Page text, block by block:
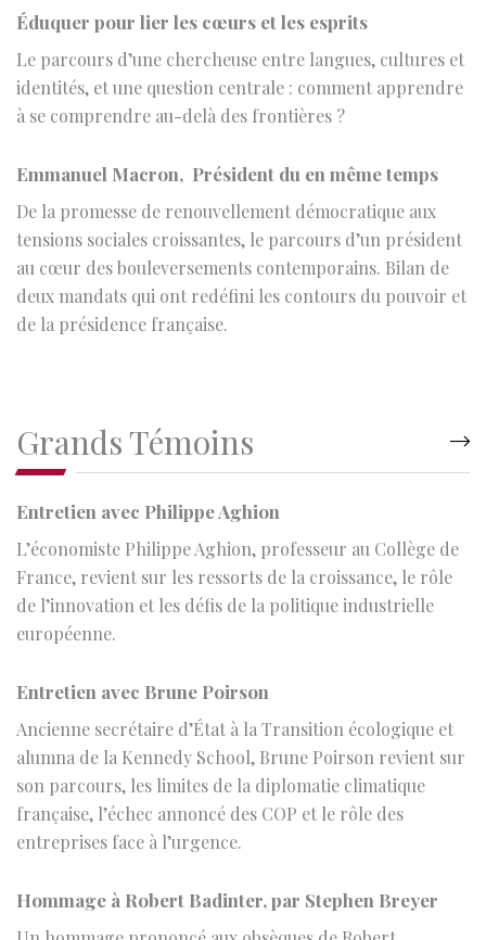
identités, et une question centrale : comment apprendre
à se comprendre au-delà des frontières ?
Emmanuel Macron, Président du en même temps
De la promesse de renouvellement démocratique aux
au cœur des bouleversements contemporains. Bilan de
deux mandats qui ont redéfini les contours du pouvoir et
de la présidence française.
Entretien avec Philippe Aghion
L’économiste Philippe Aghion, professeur au Collège de
de l’innovation et les défis de la politique industrielle
européenne.
Entretien avec Brune Poirson
Ancienne secrétaire d’État à la Transition écologique et
son parcours, les limites de la diplomatie climatique
française, l’échec annoncé des COP et le rôle des
entreprises face à l’urgence.
Hommage à Robert Badinter, par Stephen Breyer
Un hommage prononcé aux obsèques de Robert
retrace la vie d’un homme qui fit de la France « une